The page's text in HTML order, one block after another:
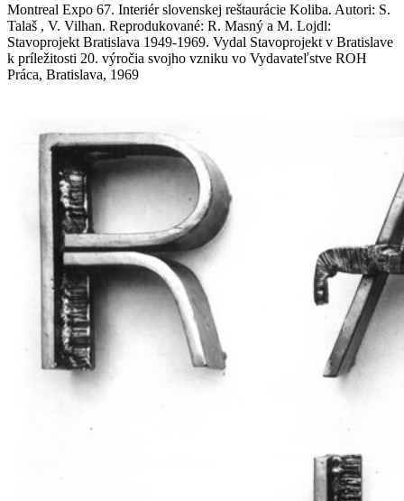
Montreal Expo 67. Interiér slovenskej reštaurácie Koliba. Autori: S.
Talaš , V. Vilhan. Reprodukované: R. Masný a M. Lojdl:
Stavoprojekt Bratislava 1949-1969. Vydal Stavoprojekt v Bratislave
k príležitosti 20. výročia svojho vzniku vo Vydavateľstve ROH
Práca, Bratislava, 1969